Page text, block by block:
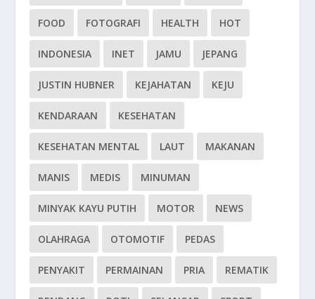
FOOD FOTOGRAFI HEALTH HOT
INDONESIA INET JAMU JEPANG
JUSTIN HUBNER KEJAHATAN KEJU
KENDARAAN KESEHATAN
KESEHATAN MENTAL LAUT MAKANAN
MANIS MEDIS MINUMAN
MINYAK KAYU PUTIH MOTOR NEWS
OLAHRAGA OTOMOTIF PEDAS
PENYAKIT PERMAINAN PRIA REMATIK